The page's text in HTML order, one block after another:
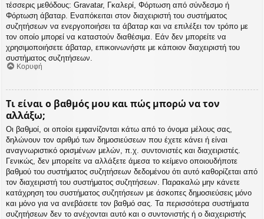
τέσσερις μεθόδους: Gravatar, Γκαλερί, Φόρτωση από σύνδεσμο ή
Φόρτωση άβαταρ. Εναπόκειται στον διαχειριστή του συστήματος
συζητήσεων να ενεργοποιήσει τα άβαταρ και να επιλέξει τον τρόπο με
τον οποίο μπορεί να καταστούν διαθέσιμα. Εάν δεν μπορείτε να
χρησιμοποιήσετε άβαταρ, επικοινωνήστε με κάποιον διαχειριστή του
συστήματος συζητήσεων.
Κορυφή
Τι είναι ο βαθμός μου και πώς μπορώ να τον
αλλάξω;
Οι βαθμοί, οι οποίοι εμφανίζονται κάτω από το όνομα μέλους σας,
δηλώνουν τον αριθμό των δημοσιεύσεων που έχετε κάνει ή είναι
αναγνωριστικό ορισμένων μελών, π.χ. συντονιστές και διαχειριστές.
Γενικώς, δεν μπορείτε να αλλάξετε άμεσα το κείμενο οποιουδήποτε
βαθμού του συστήματος συζητήσεων δεδομένου ότι αυτό καθορίζεται από
τον διαχειριστή του συστήματος συζητήσεων. Παρακαλώ μην κάνετε
κατάχρηση του συστήματος συζητήσεων με άσκοπες δημοσιεύσεις μόνο
και μόνο για να ανεβάσετε τον βαθμό σας. Τα περισσότερα συστήματα
συζητήσεων δεν το ανέχονται αυτό και ο συντονιστής ή ο διαχειριστής